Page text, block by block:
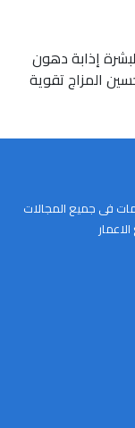
إذابة دهون
المزاج تقوية
فى جميع المجالات